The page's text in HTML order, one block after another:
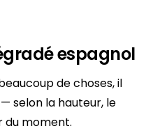
espagnol
de choses, il
selon la hauteur, le
du moment.